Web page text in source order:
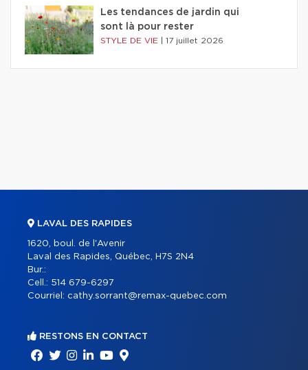
Les tendances de jardin qui
sont là pour rester
STYLE DE VIE 17 juillet 2026
LAVAL DES RAPIDES
1620, boul. de l'Avenir
Laval des Rapides, Québec, H7S 2N4
Bur.:
Cell.: 514 679-6297
Courriel: cathy.sorrant@remax-quebec.com
RESTONS EN CONTACT